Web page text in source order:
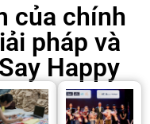
của chính
pháp và
Happy